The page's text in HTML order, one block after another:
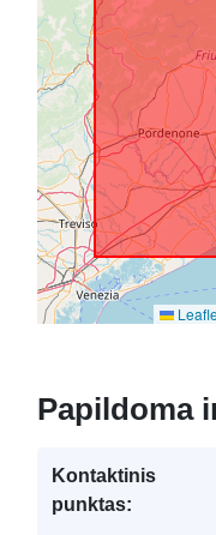
Papildoma
Kontaktinis
punktas: